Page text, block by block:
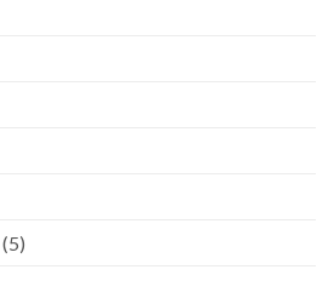
(5)